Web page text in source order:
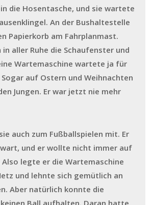
die Hosentasche, und sie wartete
An der Bushaltestelle
Papierkorb am Fahrplanmast.
in aller Ruhe die Schaufenster und
Wartemaschine wartete ja für
auf Ostern und Weihnachten
Jungen. Er war jetzt nie mehr
auch zum Fußballspielen mit. Er
und er wollte nicht immer auf
legte er die Wartemaschine
und lehnte sich gemütlich an
Aber natürlich konnte die